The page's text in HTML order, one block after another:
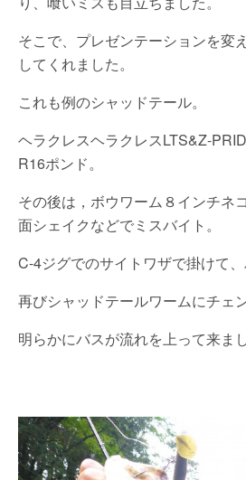
そこで、プレゼンテーションを変
してくれました。
これも例のシャッドテール。
ヘラクレスヘラクレスLTS&Z-
R16ポンド。
その後は，ボウワーム８インチネ
面シェイクなどでミスバイト。
C-4ジグでのサイトワザで掛けて
再びシャッドテールワームにチェン
明らかにバスが流れを上って来まし